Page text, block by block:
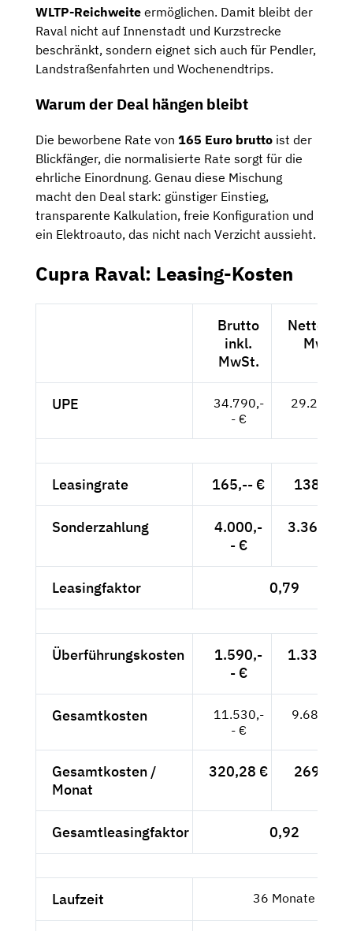
WLTP-Reichweite ermöglichen. Damit bleibt der
Raval nicht auf Innenstadt und Kurzstrecke
beschränkt, sondern eignet sich auch für Pendler,
Landstraßenfahrten und Wochenendtrips.
Warum der Deal hängen bleibt
Die beworbene Rate von 165 Euro brutto ist der
Blickfänger, die normalisierte Rate sorgt für die
ehrliche Einordnung. Genau diese Mischung
macht den Deal stark: günstiger Einstieg,
transparente Kalkulation, freie Konfiguration und
ein Elektroauto, das nicht nach Verzicht aussieht.
Cupra Raval: Leasing-Kosten
Brutto
inkl.
MwSt.
Netto
MwSt.
UPE
34.790,-
- €
29.235,--
Leasingrate 165,-- € 138,66 €
Sonderzahlung
4.000,-
- €
3.361,34
Leasingfaktor 0,79
Überführungskosten
1.590,-
- €
1.336,13
Gesamtkosten
11.530,-
- €
9.689,08
Gesamtkosten /
Monat
320,28 € 269,14 €
Gesamtleasingfaktor 0,92
Laufzeit 36 Monate